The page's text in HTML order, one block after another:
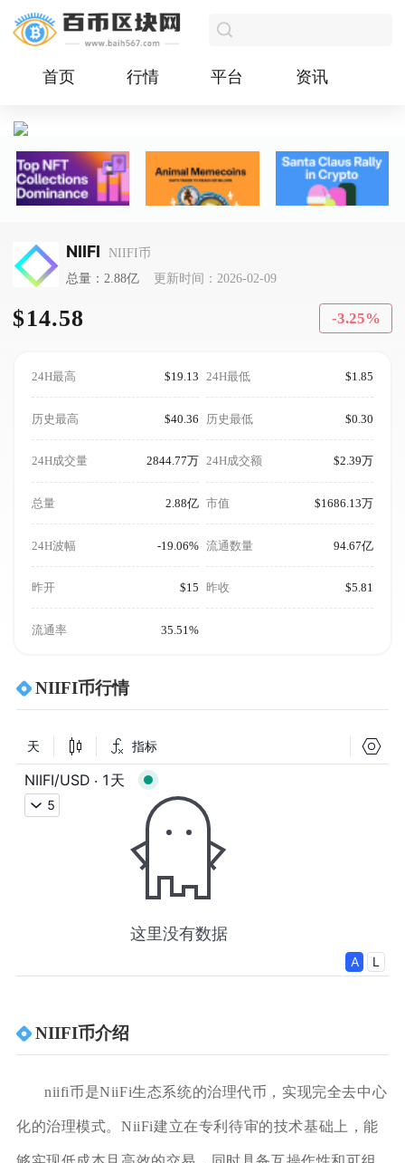
首页 行情 平台 资讯
NIIFI
NIIFI币
总量：2.88亿
更新时间：2026-02-09
$14.58 -3.25%
24H最高 $19.13 24H最低 $1.85
历史最高 $40.36 历史最低 $0.30
24H成交量 2844.77万 24H成交额 $2.39万
总量 2.88亿 市值 $1686.13万
24H波幅 -19.06% 流通数量 94.67亿
昨开 $15 昨收 $5.81
流通率 35.51%
NIIFI币行情
NIIFI币介绍
niifi币是NiiFi生态系统的治理代币，实现完全去中心
化的治理模式。NiiFi建立在专利待审的技术基础上，能